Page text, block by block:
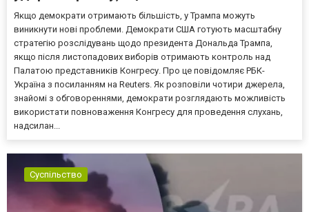
Якщо демократи отримають більшість, у Трампа можуть
виникнути нові проблеми. Демократи США готують масштабну
стратегію розслідувань щодо президента Дональда Трампа,
якщо після листопадових виборів отримають контроль над
Палатою представників Конгресу. Про це повідомляє РБК-
Україна з посиланням на Reuters. Як розповіли чотири джерела,
знайомі з обговореннями, демократи розглядають можливість
використати повноваження Конгресу для проведення слухань,
надсилан...
Суспільство